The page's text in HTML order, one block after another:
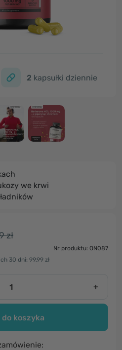
2 kapsułki dziennie
we krwi
zł
Nr produktu: ON087
30 dni: 99,99 zł
+
do koszyka